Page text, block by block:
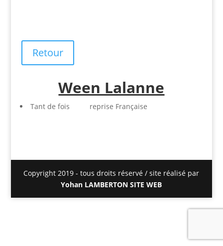
Retour
Ween Lalanne
Tant de fois reprise Française
Copyright 2019 - tous droits réservé / site réalisé par
Yohan LAMBERTON SITE WEB